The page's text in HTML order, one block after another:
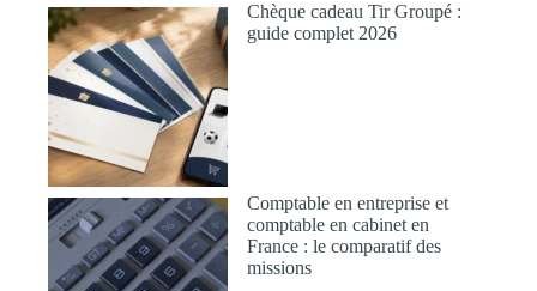
Chèque cadeau Tir Groupé :
guide complet 2026
Comptable en entreprise et
comptable en cabinet en
France : le comparatif des
missions